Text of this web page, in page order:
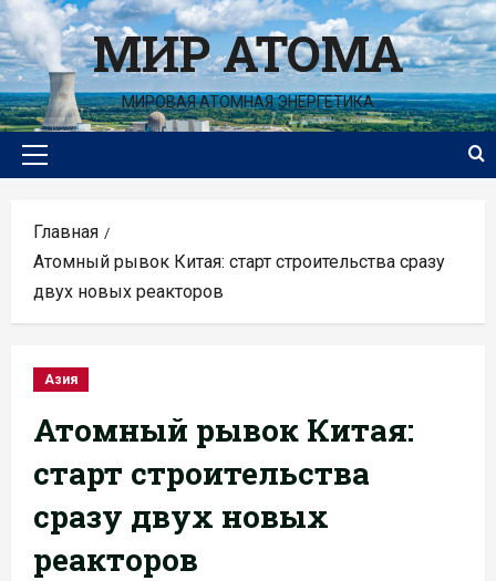
Перейти
к
содержимомуМИР АТОМА
МИРОВАЯ АТОМНАЯ ЭНЕРГЕТИКА
Основное
Главная
Атомный рывок Китая: старт строительства сразу
двух новых реакторов
Азия
Атомный рывок Китая:
старт строительства
сразу двух новых
реакторов